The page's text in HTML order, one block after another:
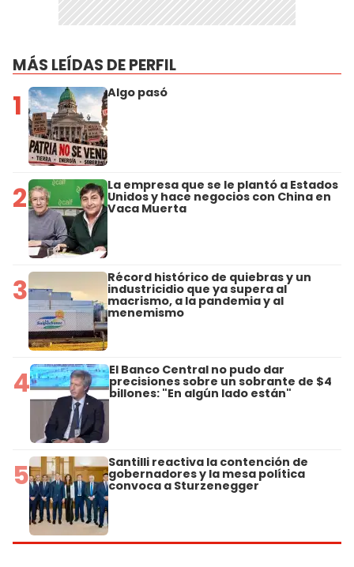
MÁS LEÍDAS DE PERFIL
1 Algo pasó
2 La empresa que se le plantó a Estados
Unidos y hace negocios con China en
Vaca Muerta
3 Récord histórico de quiebras y un
industricidio que ya supera al
macrismo, a la pandemia y al
menemismo
4 El Banco Central no pudo dar
precisiones sobre un sobrante de $4
billones: "En algún lado están"
5 Santilli reactiva la contención de
gobernadores y la mesa política
convoca a Sturzenegger